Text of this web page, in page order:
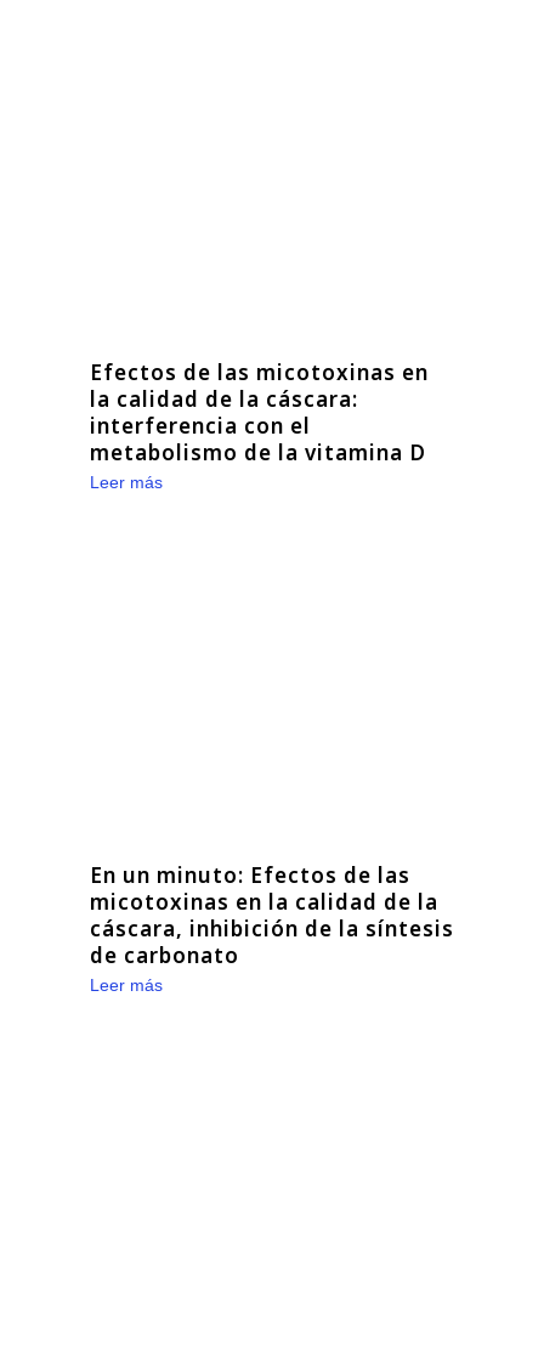
Efectos de las micotoxinas en
la calidad de la cáscara:
interferencia con el
metabolismo de la vitamina D
Leer más
En un minuto: Efectos de las
micotoxinas en la calidad de la
cáscara, inhibición de la síntesis
de carbonato
Leer más